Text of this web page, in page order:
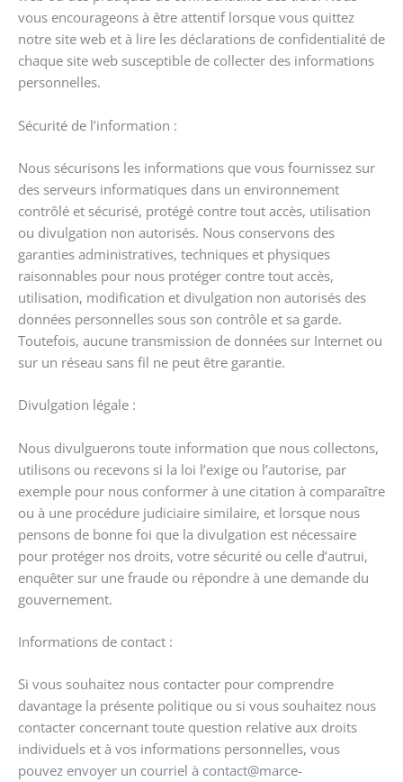
vous encourageons à être attentif lorsque vous quittez
notre site web et à lire les déclarations de confidentialité de
chaque site web susceptible de collecter des informations
personnelles.
Sécurité de l’information :
Nous sécurisons les informations que vous fournissez sur
des serveurs informatiques dans un environnement
contrôlé et sécurisé, protégé contre tout accès, utilisation
ou divulgation non autorisés. Nous conservons des
garanties administratives, techniques et physiques
raisonnables pour nous protéger contre tout accès,
utilisation, modification et divulgation non autorisés des
données personnelles sous son contrôle et sa garde.
Toutefois, aucune transmission de données sur Internet ou
sur un réseau sans fil ne peut être garantie.
Divulgation légale :
Nous divulguerons toute information que nous collectons,
utilisons ou recevons si la loi l’exige ou l’autorise, par
exemple pour nous conformer à une citation à comparaître
ou à une procédure judiciaire similaire, et lorsque nous
pensons de bonne foi que la divulgation est nécessaire
pour protéger nos droits, votre sécurité ou celle d’autrui,
enquêter sur une fraude ou répondre à une demande du
gouvernement.
Informations de contact :
Si vous souhaitez nous contacter pour comprendre
davantage la présente politique ou si vous souhaitez nous
contacter concernant toute question relative aux droits
individuels et à vos informations personnelles, vous
pouvez envoyer un courriel à contact@marce-